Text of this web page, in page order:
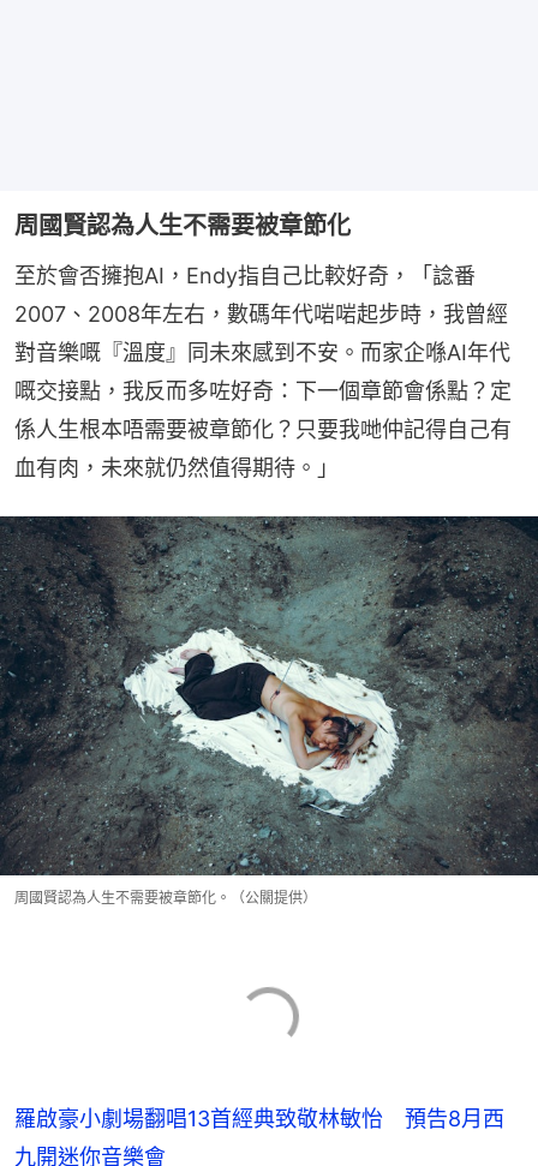
周國賢認為人生不需要被章節化
至於會否擁抱AI，Endy指自己比較好奇，「諗番
2007、2008年左右，數碼年代啱啱起步時，我曾經
對音樂嘅『溫度』同未來感到不安。而家企喺AI年代
嘅交接點，我反而多咗好奇：下一個章節會係點？定
係人生根本唔需要被章節化？只要我哋仲記得自己有
血有肉，未來就仍然值得期待。」
周國賢認為人生不需要被章節化。（公關提供）
羅啟豪小劇場翻唱13首經典致敬林敏怡 預告8月西
九開迷你音樂會